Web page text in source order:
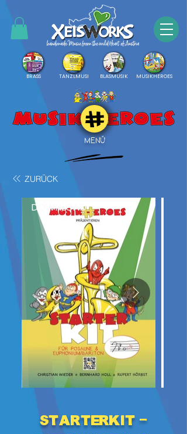
BRASS TANZLMUSI BLASMUSIK MUSIKHEROES
MENÜ
ZURÜCK
DOWNLOAD
StarterKit -